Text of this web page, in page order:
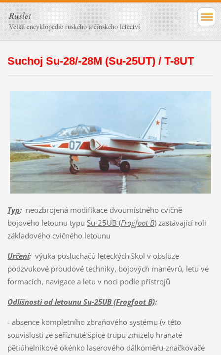
Ruslet
Velká encyklopedie ruského a čínského letectví
Suchoj Su-28/-28M (Su-25UT) / T-8UT
Typ:neozbrojená modifikace dvoumístného cvičně-
bojového letounu typu Su-25UB (Frogfoot B)zastávající roli
základového cvičného letounu
Určení:výuka posluchačů leteckých škol v obsluze
podzvukové proudové techniky, bojových manévrů, letu ve
formacích, navigace a letu v noci podle přístrojů
Odlišnosti od letounu Su-25UB (Frogfoot B):
- absence kompletního zbraňového systému (v této
souvislosti ze seříznuté špice trupu zmizelo hranaté
pětiúhelníkové okénko laserového dálkoměru-značkovače